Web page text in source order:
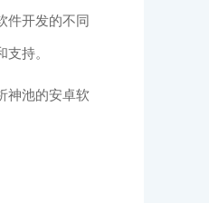
开发的不同
持。
神池的安卓软